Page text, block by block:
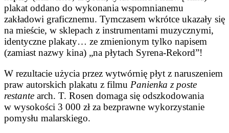
plakat oddano do wy­konania wspomnianemu
zakładowi graficz­nemu. Tymczasem wkrótce ukazały się
na mieście, w sklepach z instrumentami muzycznymi,
identyczne plakaty… ze zmienio­nym tylko napisem
(zamiast nazwy kina) „na płytach Syrena-Rekord”!
W rezultacie użycia przez wytwórnię płyt z naruszeniem
praw autorskich plaka­tu z filmu Panienka z poste
restante arch. T. Rosen domaga się odszkodowania
w wysokości 3 000 zł za bezprawne wyko­rzystanie
pomysłu malarskiego.